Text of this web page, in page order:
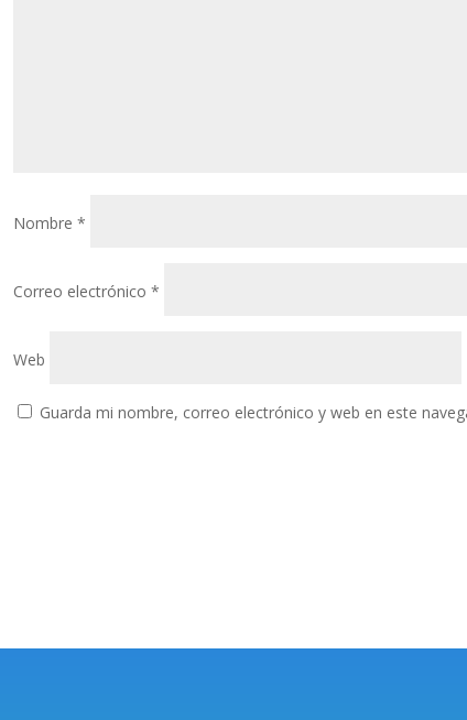
Nombre *
Correo electrónico *
Web
Guarda mi nombre, correo electrónico y web en este